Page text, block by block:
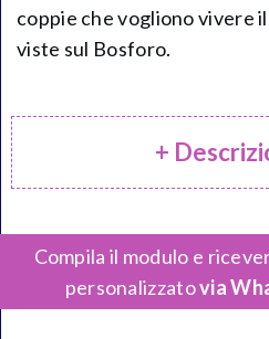
coppie che vogliono vivere
viste sul Bosforo.
+
Compila il modulo e
personalizzatovia